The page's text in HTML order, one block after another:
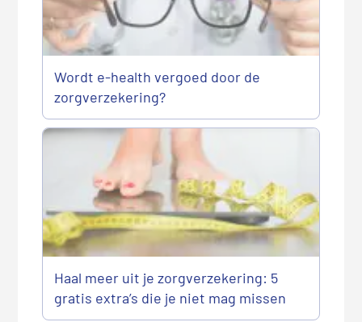
Wordt e-health vergoed door de
zorgverzekering?
Haal meer uit je zorgverzekering: 5
gratis extra’s die je niet mag missen